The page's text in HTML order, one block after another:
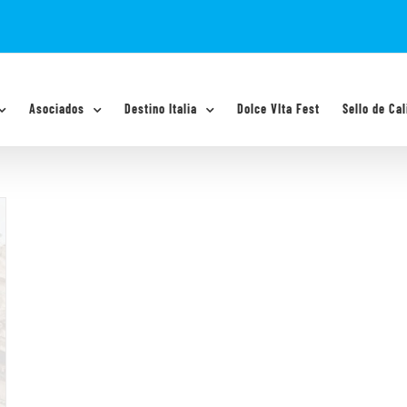
Asociados Destino Italia Dolce VIta Fest Sello de